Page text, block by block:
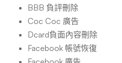
BBB 負評刪除
Coc Coc 廣告
Dcard負面內容刪除
Facebook 帳號恢復